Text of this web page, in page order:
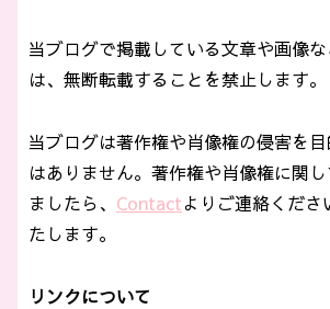
当ブログで掲載している文章や画像
は、無断転載することを禁止します。
当ブログは著作権や肖像権の侵害を
はありません。著作権や肖像権に関
ましたら、 Contactよりご連絡くだ
たします。
リンクについて